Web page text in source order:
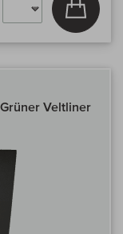
Veltliner